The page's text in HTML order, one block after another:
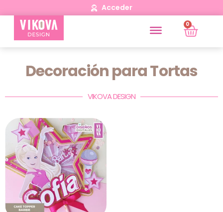
Acceder
0
Decoración para Tortas
VIKOVA DESIGN